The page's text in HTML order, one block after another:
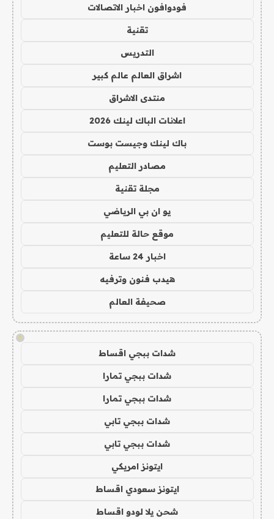
فودوافون اخبار الاتصالات
تقنية
التدريس
اشراق العالم عالم كبير
منتدى الاشراق
اعلانات الباك لينك 2026
باك لينك وجيست بوست
مصادر التعليم
مجلة تقنية
يو ان بي الرياضي
موقع حالة للتعليم
اخبار 24 ساعة
هيدب فنون وترفيه
صحيفة العالم
!
شدات ببجي اقساط
شدات ببجي تمارا
شدات ببجي تمارا
شدات ببجي تابي
شدات ببجي تابي
ايتونز امريكي
ايتونز سعودي اقساط
شحن يلا لودو اقساط